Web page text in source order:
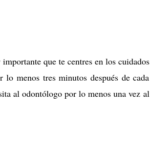
que te centres en los cuidados
menos tres minutos después de cada
al odontólogo por lo menos una vez al